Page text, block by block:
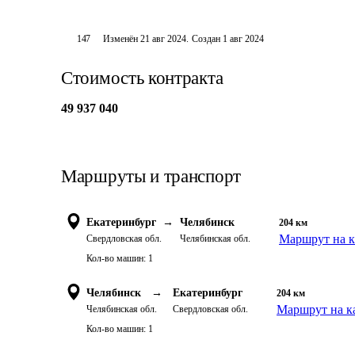
147 Изменён21 авг 2024. Создан 1 авг 2024
Стоимость контракта
49 937 040
Маршруты и транспорт
Екатеринбург →
Свердловская обл.
Челябинск
Челябинская обл.
204 км
Маршрут на
Кол-во машин: 1
Челябинск →
Челябинская обл.
Екатеринбург
Свердловская обл.
204 км
Маршрут на
Кол-во машин: 1